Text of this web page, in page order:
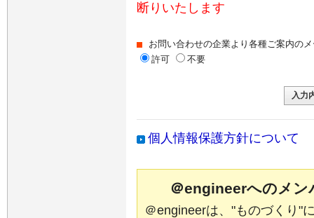
断りいたします
お問い合わせの企業より各種ご案内の
許可
不要
個人情報保護方針について
＠engineerへのメン
＠engineerは、"ものづくり"